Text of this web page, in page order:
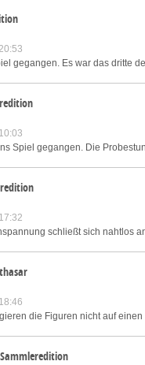
gegangen. Es war das dritte
Spiel gegangen. Die
schließt sich nahtlos
die Figuren nicht auf